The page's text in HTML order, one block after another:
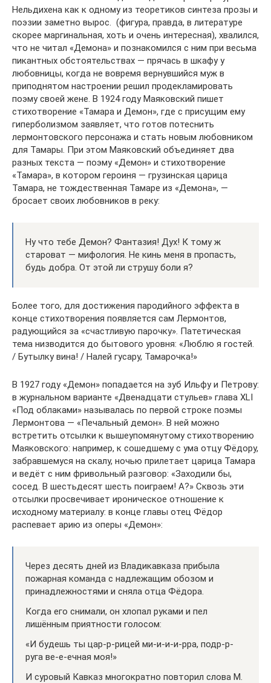
Нельдихена как к одному из теоретиков синтеза прозы и
поэзии заметно вырос. ⁠ (фигура, правда, в литературе
скорее маргинальная, хоть и очень интересная), хвалился,
что не читал «Демона» и познакомился с ним при весьма
пикантных обстоятельствах — прячась в шкафу у
любовницы, когда не вовремя вернувшийся муж в
приподнятом настроении решил продекламировать
поэму своей жене. В 1924 году Маяковский пишет
стихотворение «Тамара и Демон», где с присущим ему
гиперболизмом заявляет, что готов потеснить
лермонтовского персонажа и стать новым любовником
для Тамары. При этом Маяковский объединяет два
разных текста — поэму «Демон» и стихотворение
«Тамара», в котором героиня — грузинская царица
Тамара, не тождественная Тамаре из «Демона», —
бросает своих любовников в реку:
Ну что тебе Демон? Фантазия! Дух! К тому ж
староват — мифология. Не кинь меня в пропасть,
будь добра. От этой ли струшу боли я?
Более того, для достижения пародийного эффекта в
конце стихотворения появляется сам Лермонтов,
радующийся за «счастливую парочку». Патетическая
тема низводится до бытового уровня: «Люблю я гостей.
/ Бутылку вина! / Налей гусару, Тамарочка!»
В 1927 году «Демон» попадается на зуб Ильфу и Петрову:
в журнальном варианте «Двенадцати стульев» глава XLI
«Под облаками» называлась по первой строке поэмы
Лермонтова — «Печальный демон». В ней можно
встретить отсылки к вышеупомянутому стихотворению
Маяковского: например, к сошедшему с ума отцу Фёдору,
забравшемуся на скалу, ночью прилетает царица Тамара
и ведёт с ним фривольный разговор: «Заходили бы,
сосед. В шестьдесят шесть поиграем! А?» Сквозь эти
отсылки просвечивает ироническое отношение к
исходному материалу: в конце главы отец Фёдор
распевает арию из оперы «Демон»:
Через десять дней из Владикавказа прибыла
пожарная команда с надлежащим обозом и
принадлежностями и сняла отца Фёдора.
Когда его снимали, он хлопал руками и пел
лишённым приятности голосом:
«И будешь ты цар-р-рицей ми-и-и-и-рра, подр-р-
руга ве-е-ечная моя!»
И суровый Кавказ многократно повторил слова М.